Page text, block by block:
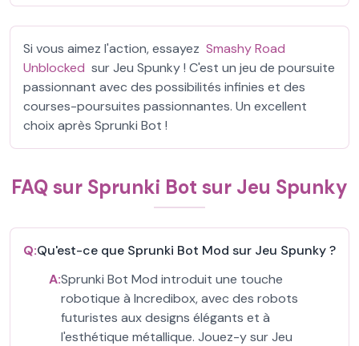
Si vous aimez l'action, essayez Smashy Road
Unblocked sur Jeu Spunky ! C'est un jeu de poursuite
passionnant avec des possibilités infinies et des
courses-poursuites passionnantes. Un excellent
choix après Sprunki Bot !
FAQ sur Sprunki Bot sur Jeu Spunky
Q:Qu'est-ce que Sprunki Bot Mod sur Jeu Spunky ?
A:Sprunki Bot Mod introduit une touche
robotique à Incredibox, avec des robots
futuristes aux designs élégants et à
l'esthétique métallique. Jouez-y sur Jeu